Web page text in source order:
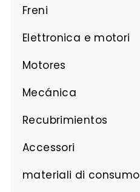
Freni
Elettronica e motori
Motores
Mecánica
Recubrimientos
Accessori
materiali di consumo